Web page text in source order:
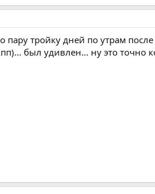
тройку дней по утрам
был удивлен... ну это точно